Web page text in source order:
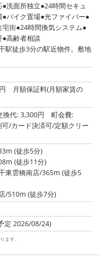
洗面所独立 24時間セキュ
バイク置場 光ファイバー
宅街 24時間換気システム
高齢者相談
駅徒歩3分の駅近物件。敷地
月額保証料(月額家賃の
換代: 3,300円
町会費:
/カード決済可/定額クリー
(徒歩5分)
(徒歩11分)
東雲橋南店/365m (徒歩5
/510m (徒歩7分)
定 2026/08/24)
ます。